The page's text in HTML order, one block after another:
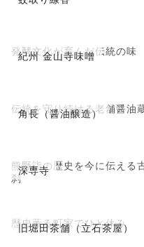
紀州 金山寺味噌
発酵文化が育んだ伝統の味
角長（醤油醸造）
伝統を守り続ける老舗醤油
深専寺
熊野詣の歴史を今に伝える
刹
旧堀田茶舗（立石茶屋）
歴史薫る町家でひと休み